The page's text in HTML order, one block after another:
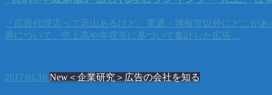
「広告代理店って沢山あるけど、電通・博報堂以外にどこが
界について、売上高や年収等に基づいて集計した広告…
2017.01.16 New＜企業研究＞広告の会社を知る